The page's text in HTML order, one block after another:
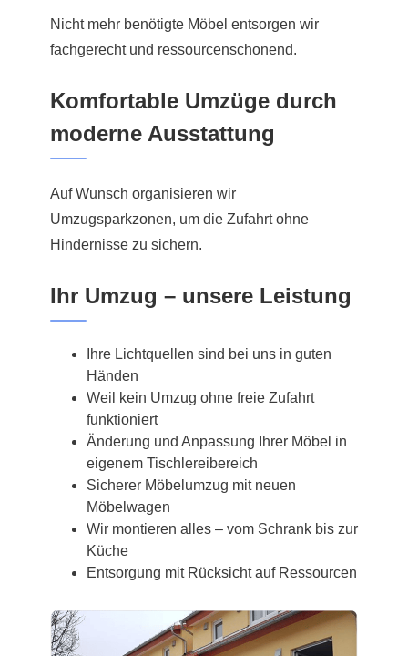
Nicht mehr benötigte Möbel entsorgen wir
fachgerecht und ressourcenschonend.
Komfortable Umzüge durch
moderne Ausstattung
Auf Wunsch organisieren wir
Umzugsparkzonen, um die Zufahrt ohne
Hindernisse zu sichern.
Ihr Umzug – unsere Leistung
Ihre Lichtquellen sind bei uns in guten
Händen
Weil kein Umzug ohne freie Zufahrt
funktioniert
Änderung und Anpassung Ihrer Möbel in
eigenem Tischlereibereich
Sicherer Möbelumzug mit neuen
Möbelwagen
Wir montieren alles – vom Schrank bis zur
Küche
Entsorgung mit Rücksicht auf Ressourcen